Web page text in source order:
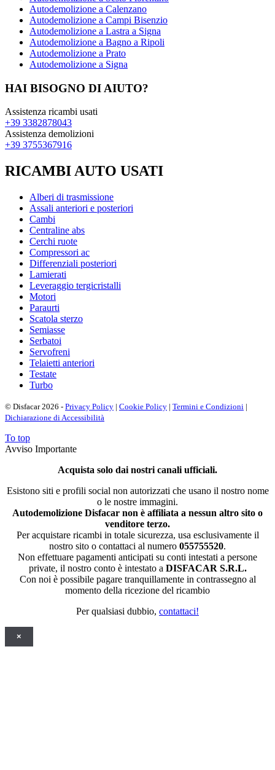
Autodemolizione a Calenzano
Autodemolizione a Campi Bisenzio
Autodemolizione a Lastra a Signa
Autodemolizione a Bagno a Ripoli
Autodemolizione a Prato
Autodemolizione a Signa
HAI BISOGNO DI AIUTO?
Assistenza ricambi usati
+39 3382878043
Assistenza demolizioni
+39 3755367916
RICAMBI AUTO USATI
Alberi di trasmissione
Assali anteriori e posteriori
Cambi
Centraline abs
Cerchi ruote
Compressori ac
Differenziali posteriori
Lamierati
Leveraggio tergicristalli
Motori
Paraurti
Scatola sterzo
Semiasse
Serbatoi
Servofreni
Telaietti anteriori
Testate
Turbo
© Disfacar 2026 - Privacy Policy | Cookie Policy | Termini e Condizioni |
Dichiarazione di Accessibilità
To top
Avviso Importante
Acquista solo dai nostri canali ufficiali.
Esistono siti e profili social non autorizzati che usano il nostro nome
o le nostre immagini.
Autodemolizione Disfacar non è affiliata a nessun altro sito o
venditore terzo.
Per acquistare ricambi in totale sicurezza, usa esclusivamente il
nostro sito o contattaci al numero 055755520.
Non effettuare pagamenti anticipati su conti intestati a persone
private, il nostro conto è intestato a DISFACAR S.R.L.
Con noi è possibile pagare tranquillamente in contrassegno al
momento della ricezione del ricambio
Per qualsiasi dubbio, contattaci!
×